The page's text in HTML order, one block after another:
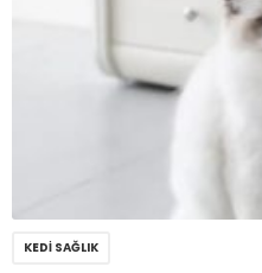
KEDI SAĞLIK